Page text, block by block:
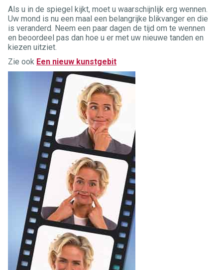
Als u in de spiegel kijkt, moet u waarschijnlijk erg wennen.
Uw mond is nu een maal een belangrijke blikvanger en die
is veranderd. Neem een paar dagen de tijd om te wennen
en beoordeel pas dan hoe u er met uw nieuwe tanden en
kiezen uitziet.
Zie ook Een nieuw kunstgebit